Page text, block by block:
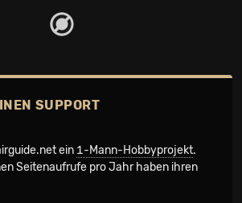
SUPPORT
ein 1-Mann-Hobbyprojekt.
Seiten­aufrufe pro Jahr haben ihren